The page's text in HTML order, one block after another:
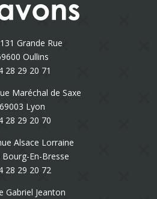
Grande Rue
Oullins
28 29 20 71
Maréchal de Saxe
69003 Lyon
28 29 20 70
Alsace Lorraine
Bourg-En-Bresse
28 29 20 72
Gabriel Jeanton